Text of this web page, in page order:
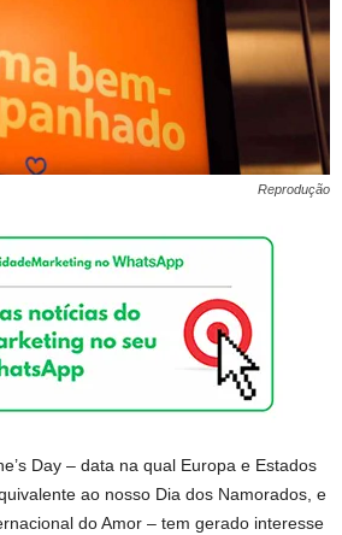
Reprodução
Day – data na qual Europa e Estados
ao nosso Dia dos Namorados, e
do Amor – tem gerado interesse